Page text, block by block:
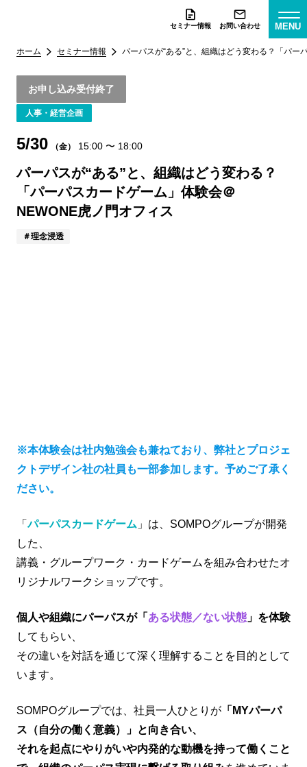
セミナー情報 お問い合わせ MENU
ホーム セミナー情報 パーパスが“ある”と、組織はどう変わる？「パ
お申し込み受付終了
人事・経営企画
5/30 （金） 15:00 〜 18:00
パーパスが“ある”と、組織はどう変わる？
「パーパスカードゲーム」体験会＠
NEWONE虎ノ門オフィス
理念浸透
※本体験会は社内勉強会も兼ねており、弊社とプロジェ
クトデザイン社の社員も一部参加します。予めご了承く
ださい。
「パーパスカードゲーム 」は、SOMPOグループが開発
した、
講義・グループワーク・カードゲームを組み合わせたオ
リジナルワークショップです。
個人や組織にパーパスが「 ある状態／ない状態 」を体験
してもらい、
その違いを対話を通じて深く理解することを目的として
います。
SOMPOグループでは、社員一人ひとりが 「MYパーパ
ス（自分の働く意義）」と向き合い、
それを起点にやりがいや内発的な動機を持って働くこと